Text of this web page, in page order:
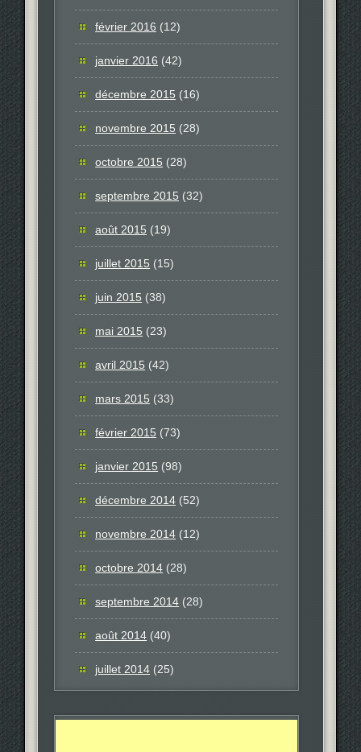
février 2016 (12)
janvier 2016 (42)
décembre 2015 (16)
novembre 2015 (28)
octobre 2015 (28)
septembre 2015 (32)
août 2015 (19)
juillet 2015 (15)
juin 2015 (38)
mai 2015 (23)
avril 2015 (42)
mars 2015 (33)
février 2015 (73)
janvier 2015 (98)
décembre 2014 (52)
novembre 2014 (12)
octobre 2014 (28)
septembre 2014 (28)
août 2014 (40)
juillet 2014 (25)